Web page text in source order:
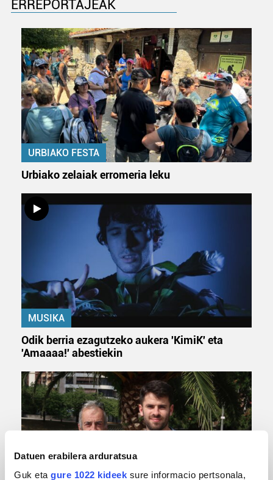
Datuen erabilera arduratsua
Guk eta gure 1022 kideek sure informacio pertsonala,
ERREPORTAJEAK
URBIAKO FESTA
Urbiako zelaiak erromeria leku
MUSIKA
Odik berria ezagutzeko aukera 'KimiK' eta
'Amaaaa!' abestiekin